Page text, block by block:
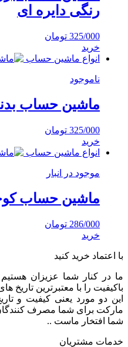
رنگی دایره ای
325/000 تومان
خرید
انواع ماشین حساب
ناموجود
ماشین حساب
325/000 تومان
خرید
انواع ماشین حساب
موجود در انبار
ماشین حساب
286/000 تومان
خرید
با اعتماد خرید کنید
ما در کنار شما عزیزان
باکیفیت را با معتبرترین تاریخ
این دو مورد یعنی کیفیت و
مارکت برای شما مصرف
شما افتخار ماست ..
خدمات مشتریان